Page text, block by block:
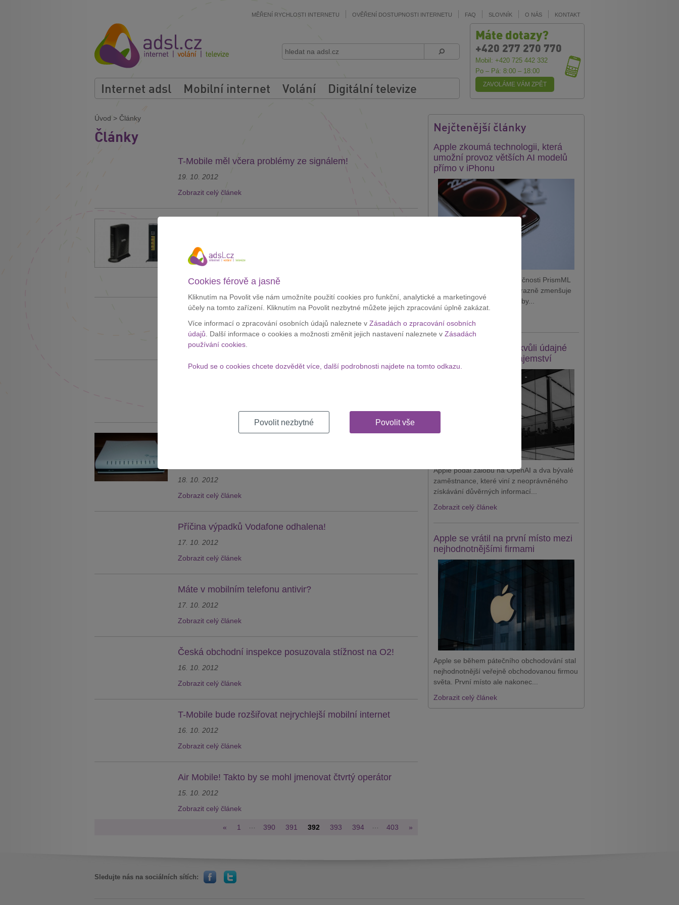
MĚŘENÍ RYCHLOSTI INTERNETU OVĚŘENÍ DOSTUPNOSTI INTERNETU FAQ SLOVNÍK O NÁS KONTAKT
Internet adsl Mobilní internet Volání Digitální televize
Máte dotazy?
+420 277 270 770
Mobil: +420 725 442 332
Po – Pá: 8:00 – 18:00
ZAVOLÁME VÁM ZPĚT
Úvod > Články
Články
T-Mobile měl včera problémy ze signálem!
19. 10. 2012
Zobrazit celý článek
balíčkem?
19. 10. 2012
Zobrazit celý článek
Telefónica O2 dostala pokutu!
18. 10. 2012
Zobrazit celý článek
18. 10. 2012
Zobrazit celý článek
Příčina výpadků Vodafone odhalena!
17. 10. 2012
Zobrazit celý článek
Máte v mobilním telefonu antivir?
17. 10. 2012
Zobrazit celý článek
Česká obchodní inspekce posuzovala stížnost na O2!
16. 10. 2012
Zobrazit celý článek
T-Mobile bude rozšiřovat nejrychlejší mobilní internet
16. 10. 2012
Zobrazit celý článek
Air Mobile! Takto by se mohl jmenovat čtvrtý operátor
15. 10. 2012
Zobrazit celý článek
« 1 390 391 392 393 394 403 »
Nejčtenější články
Apple zkoumá technologii, která
umožní provoz větších AI modelů
přímo v iPhonu
Apple podle vyjádření společnosti PrismML
testuje technologii, která výrazně zmenšuje
velké AI modely. Díky tomu by...
Apple žaluje OpenAI kvůli údajné
krádeži obchodního tajemství
Apple podal žalobu na OpenAI a dva bývalé
zaměstnance, které viní z neoprávněného
získávání důvěrných informací...
Zobrazit celý článek
Apple se vrátil na první místo mezi
nejhodnotnějšími firmami
Apple se během pátečního obchodování stal
nejhodnotnější veřejně obchodovanou firmou
světa. První místo ale nakonec...
Zobrazit celý článek
Sledujte nás na sociálních sítích:
Cookies férově a jasně
Kliknutím na Povolit vše nám umožníte použití cookies pro funkční, analytické a marketingové
účely na tomto zařízení. Kliknutím na Povolit nezbytné můžete jejich zpracování úplně zakázat.
Více informací o zpracování osobních údajů naleznete v Zásadách o zpracování osobních
údajů . Další informace o cookies a možnosti změnit jejich nastavení naleznete v Zásadách
používání cookies
Pokud se o cookies chcete dozvědět více, další podrobnosti najdete na tomto odkazu.
Povolit nezbytné Povolit vše